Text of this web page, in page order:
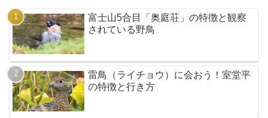
富士山5合目「奥庭荘」の特徴と観察
されている野鳥
雷鳥（ライチョウ）に会おう！室堂平
の特徴と行き方